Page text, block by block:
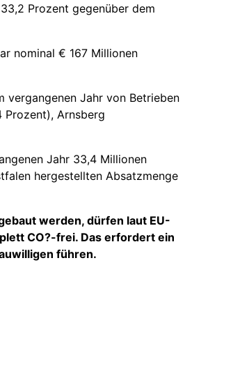
Prozent gegenüber dem
nominal € 167 Millionen
vergangenen Jahr von Betrieben
Prozent), Arnsberg
Jahr 33,4 Millionen
hergestellten Absatzmenge
werden, dürfen laut EU-
CO?-frei. Das erfordert ein
führen.